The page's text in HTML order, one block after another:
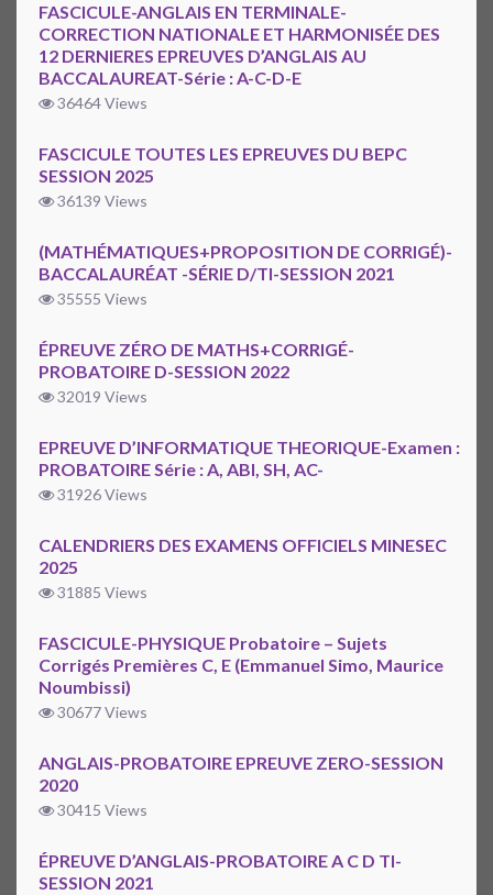
FASCICULE-ANGLAIS EN TERMINALE-
CORRECTION NATIONALE ET HARMONISÉE DES
12 DERNIERES EPREUVES D’ANGLAIS AU
BACCALAUREAT-Série : A-C-D-E
36464 Views
FASCICULE TOUTES LES EPREUVES DU BEPC
SESSION 2025
36139 Views
(MATHÉMATIQUES+PROPOSITION DE CORRIGÉ)-
BACCALAURÉAT -SÉRIE D/TI-SESSION 2021
35555 Views
ÉPREUVE ZÉRO DE MATHS+CORRIGÉ-
PROBATOIRE D-SESSION 2022
32019 Views
EPREUVE D’INFORMATIQUE THEORIQUE-Examen :
PROBATOIRE Série : A, ABI, SH, AC-
31926 Views
CALENDRIERS DES EXAMENS OFFICIELS MINESEC
2025
31885 Views
FASCICULE-PHYSIQUE Probatoire – Sujets
Corrigés Premières C, E (Emmanuel Simo, Maurice
Noumbissi)
30677 Views
ANGLAIS-PROBATOIRE EPREUVE ZERO-SESSION
2020
30415 Views
ÉPREUVE D’ANGLAIS-PROBATOIRE A C D TI-
SESSION 2021